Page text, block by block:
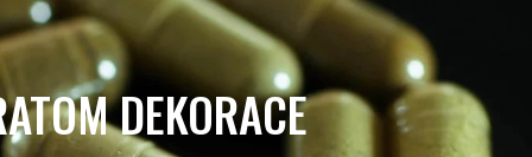
DEKORACE